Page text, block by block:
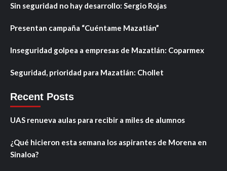
Sin seguridad no hay desarrollo: Sergio Rojas
Presentan campaña “Cuéntame Mazatlán”
Inseguridad golpea a empresas de Mazatlán: Coparmex
Seguridad, prioridad para Mazatlán: Chollet
Recent Posts
UAS renueva aulas para recibir a miles de alumnos
¿Qué hicieron esta semana los aspirantes de Morena en
Sinaloa?